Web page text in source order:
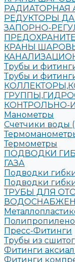
РАДИАТОРНАЯ
РЕДУКТОРЫ
ЗАПОРНО-
КРАНЫ
Трубы и
Трубы и
КОНТРОЛЬНО-
Манометры
Счетчики воды
Термометры
ПОДВОДКИ
ГАЗА
Подводки
Подводки
ТРУБЫ ДЛЯ
Пресс-Фитинги
Трубы из
Фитинги
Фитинги